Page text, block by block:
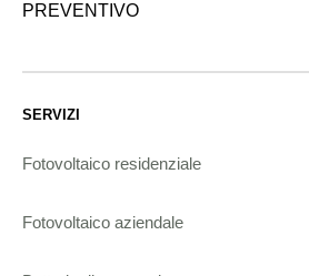
PREVENTIVO
SERVIZI
Fotovoltaico residenziale
Fotovoltaico aziendale